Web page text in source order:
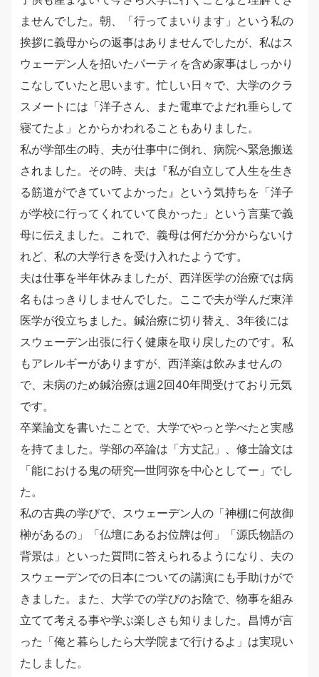
ませんでした。朝、「行ってまいります」という私の
挨拶に義母からの返事はありませんでしたが、私はス
ウェーデン人を招いたパーティを含め家事はしっかり
こなしていたと思います。忙しい日々で、大学のクラ
スメートには「洋子さん、また電車でよだれ垂らして
寝てたよ」とからかわれることもありました。
私が学部生の時、夫が仕事中に倒れ、病院へ緊急搬送
されました。その時、夫は『私が自立して人生を生き
る筋道ができていてよかった』という気持ちを「洋子
が学校に行ってくれていて良かった」という言葉で義
母に伝えました。これで、義母は何だか分からないけ
れど、私の大学行きを受け入れたようです。
夫は仕事を半年休みましたが、西洋医学の治療では病
名もはっきりしませんでした。ここで夫が学んだ東洋
医学が役立ちました。鍼治療に切り替え、3年後には
スウェーデン出張に行く健康を取り戻したのです。私
もアレルギーがありますが、西洋薬は飲みませんの
で、未病のため鍼治療は週2回40年間受けており元気
です。
卒業論文を書いたことで、大学でやっと学べたと実感
を持てました。学部の卒論は「方丈記」、修士論文は
「能における鬼の研究―世阿弥を中心としてー」でし
た。
私の古典の学びで、スウェーデン人の「神棚に何故御
榊があるの」「仏壇にあるお位牌は何」「源氏物語の
背景は」といった質問に答えられるようになり、夫の
スウェーデンでの日本についての講演にも手助けがで
きました。また、大学での学びのお陰で、物事を組み
立てて考える事や学ぶ楽しさも知りました。昌博が言
った「俺と暮らしたら大学院まで行けるよ」は実現い
たしました。